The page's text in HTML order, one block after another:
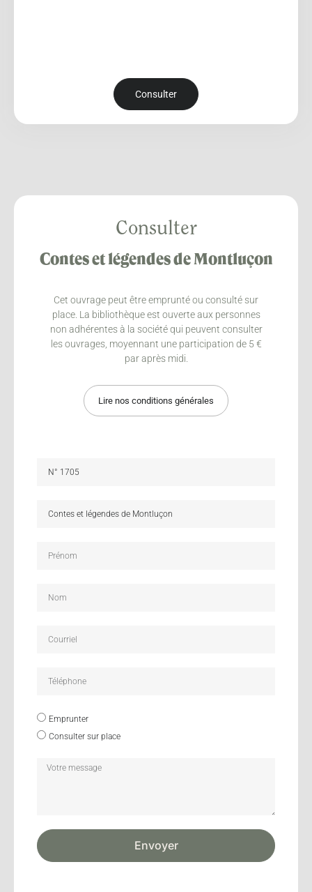
Consulter
Consulter
Contes et légendes de Montluçon
Cet ouvrage peut être emprunté ou consulté sur
place. La bibliothèque est ouverte aux personnes
non adhérentes à la société qui peuvent consulter
les ouvrages, moyennant une participation de 5 €
par après midi.
Lire nos conditions générales
Emprunter
Consulter sur place
Envoyer